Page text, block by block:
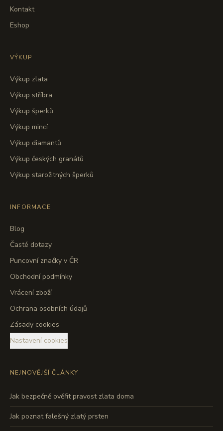
Kontakt
Eshop
VÝKUP
Výkup zlata
Výkup stříbra
Výkup šperků
Výkup mincí
Výkup diamantů
Výkup českých granátů
Výkup starožitných šperků
INFORMACE
Blog
Časté dotazy
Puncovní značky v ČR
Obchodní podmínky
Vrácení zboží
Ochrana osobních údajů
Zásady cookies
Nastavení cookies
NEJNOVĚJŠÍ ČLÁNKY
Jak bezpečně ověřit pravost zlata doma
Jak poznat falešný zlatý prsten